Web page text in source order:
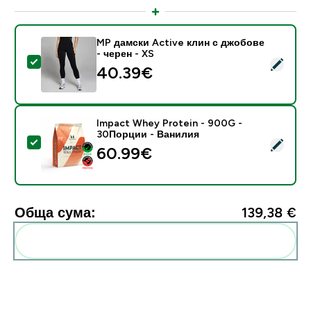
Select this product - MP дамски Active клин с
MP дамски Active клин с джобове
- черен - XS
40.39€‎
Select this product - Impact Whey Protein - 900G -
Impact Whey Protein - 900G -
30Порции - Ванилия
60.99€‎
Обща сума: 139,38 €‎